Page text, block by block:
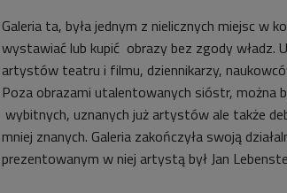
Galeria ta, była jednym z nielicznych miejsc w
wystawiać lub kupić obrazy bez zgody władz.
artystów teatru i filmu, dziennikarzy,
Poza obrazami utalentowanych sióstr, można
wybitnych, uznanych już artystów ale także
mniej znanych. Galeria zakończyła swoją
prezentowanym w niej artystą był Jan